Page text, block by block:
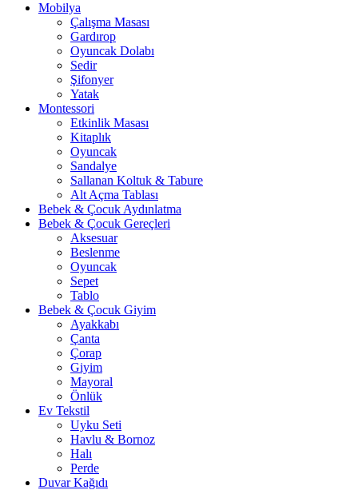
Mobilya
Çalışma Masası
Gardırop
⁠Oyuncak Dolabı
Sedir
Şifonyer
Yatak
Montessori
Etkinlik Masası
Kitaplık
Oyuncak
Sandalye
Sallanan Koltuk & Tabure
Alt Açma Tablası
Bebek & Çocuk Aydınlatma
Bebek & Çocuk Gereçleri
Aksesuar
Beslenme
Oyuncak
Sepet
Tablo
Bebek & Çocuk Giyim
Ayakkabı
Çanta
Çorap
Giyim
Mayoral
Önlük
Ev Tekstil
Uyku Seti
Havlu & Bornoz
Halı
Perde
Duvar Kağıdı